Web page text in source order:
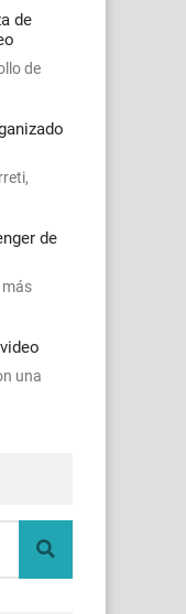
de
de
de
más
una